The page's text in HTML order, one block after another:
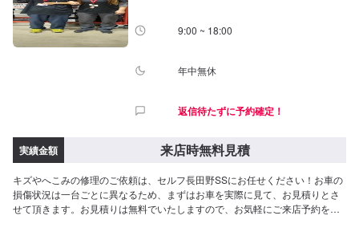
9:00 ~ 18:00
年中無休
返信待たずに予約確定！
実績金額 来店時無料見積
キズやへこみの修理のご依頼は、セルフ長田野SSにお任せください！お車の
損傷状況は一台ごとに異なるため、まずはお車を実際に見て、お見積りとさ
せて頂きます。お見積りは無料でいたしますので、お気軽にご来店予約をお